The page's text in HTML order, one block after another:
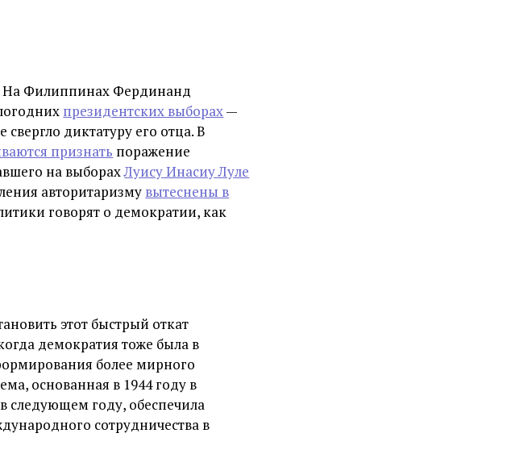
На Филиппинах Фердинанд
президентских выборах—
свергло диктатуру его отца. В
признать поражение
на выборахЛуису Инасиу Луле
авторитаризму вытеснены в
говорят о демократии, как
этот быстрый откат
демократия тоже была в
более мирного
основанная в 1944 году в
следующем году, обеспечила
сотрудничества в